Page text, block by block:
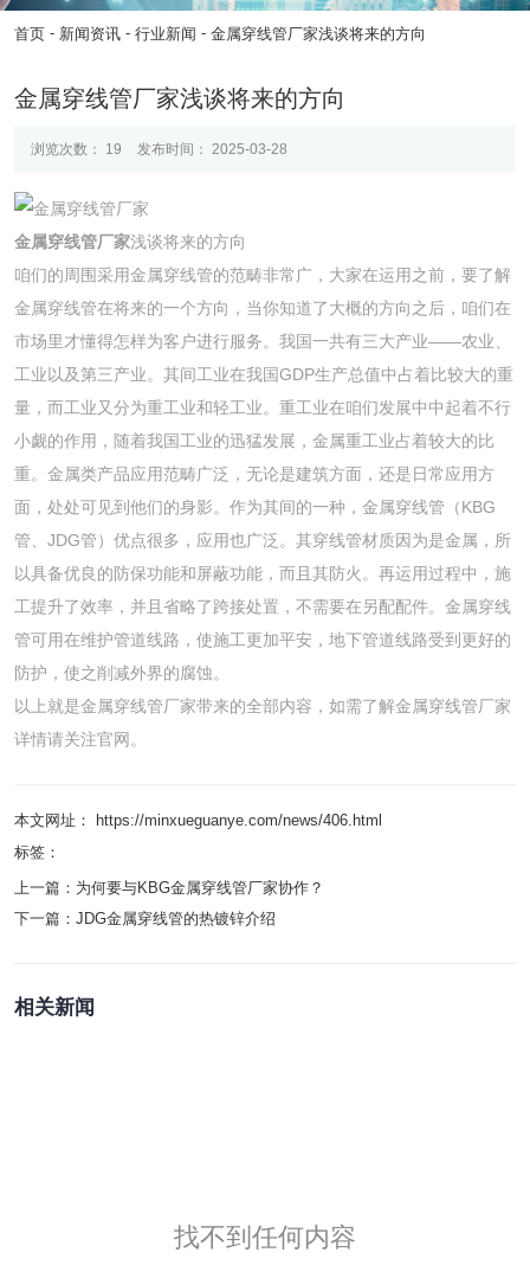
首页 - 新闻资讯 - 行业新闻 - 金属穿线管厂家浅谈将来的方向
金属穿线管厂家浅谈将来的方向
浏览次数： 19 发布时间： 2025-03-28
金属穿线管厂家浅谈将来的方向
咱们的周围采用金属穿线管的范畴非常广，大家在运用之前，要了解
金属穿线管在将来的一个方向，当你知道了大概的方向之后，咱们在
市场里才懂得怎样为客户进行服务。我国一共有三大产业——农业、
工业以及第三产业。其间工业在我国GDP生产总值中占着比较大的重
量，而工业又分为重工业和轻工业。重工业在咱们发展中中起着不行
小觑的作用，随着我国工业的迅猛发展，金属重工业占着较大的比
重。金属类产品应用范畴广泛，无论是建筑方面，还是日常应用方
面，处处可见到他们的身影。作为其间的一种，金属穿线管（KBG
管、JDG管）优点很多，应用也广泛。其穿线管材质因为是金属，所
以具备优良的防保功能和屏蔽功能，而且其防火。再运用过程中，施
工提升了效率，并且省略了跨接处置，不需要在另配配件。金属穿线
管可用在维护管道线路，使施工更加平安，地下管道线路受到更好的
防护，使之削减外界的腐蚀。
以上就是金属穿线管厂家带来的全部内容，如需了解金属穿线管厂家
详情请关注官网。
本文网址： https://minxueguanye.com/news/406.html
标签：
上一篇： 为何要与KBG金属穿线管厂家协作？
下一篇： JDG金属穿线管的热镀锌介绍
相关新闻
找不到任何内容